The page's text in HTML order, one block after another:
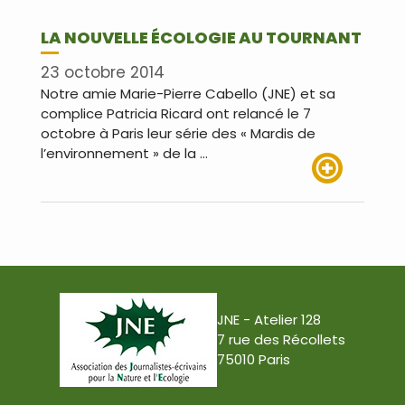
LA NOUVELLE ÉCOLOGIE AU TOURNANT
23 octobre 2014
Notre amie Marie-Pierre Cabello (JNE) et sa
complice Patricia Ricard ont relancé le 7
octobre à Paris leur série des « Mardis de
l’environnement » de la …
JNE - Atelier 128
7 rue des Récollets
75010 Paris